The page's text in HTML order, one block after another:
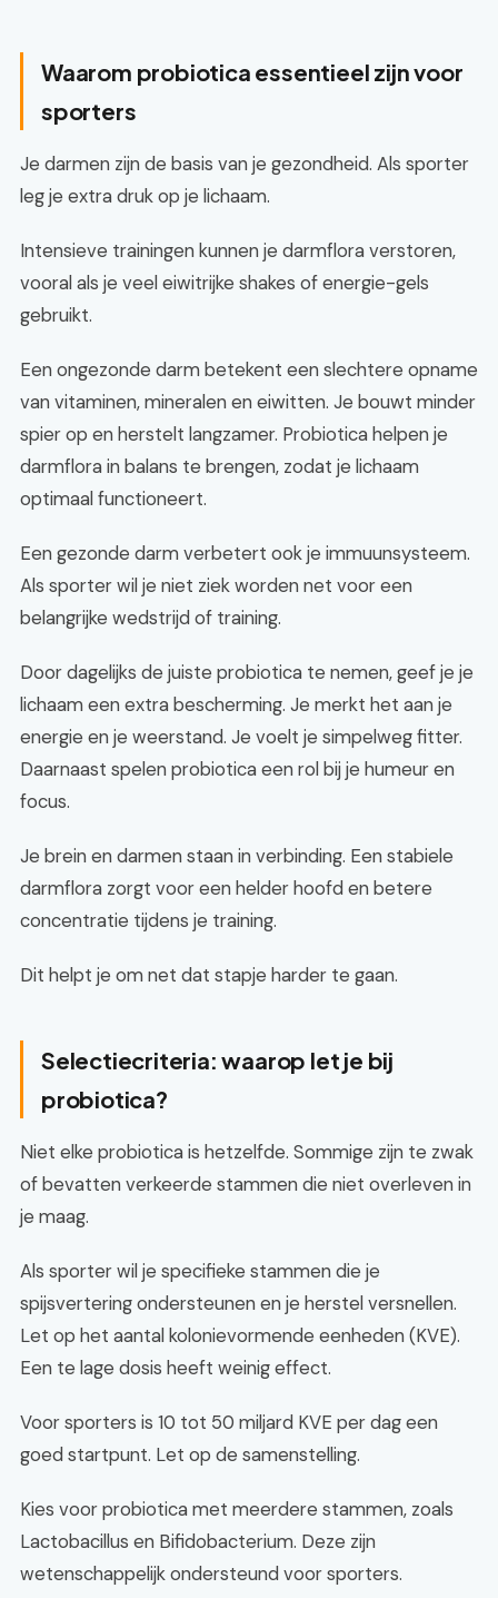
Waarom probiotica essentieel zijn voor
sporters
Je darmen zijn de basis van je gezondheid. Als sporter
leg je extra druk op je lichaam.
Intensieve trainingen kunnen je darmflora verstoren,
vooral als je veel eiwitrijke shakes of energie-gels
gebruikt.
Een ongezonde darm betekent een slechtere opname
van vitaminen, mineralen en eiwitten. Je bouwt minder
spier op en herstelt langzamer. Probiotica helpen je
darmflora in balans te brengen, zodat je lichaam
optimaal functioneert.
Een gezonde darm verbetert ook je immuunsysteem.
Als sporter wil je niet ziek worden net voor een
belangrijke wedstrijd of training.
Door dagelijks de juiste probiotica te nemen, geef je je
lichaam een extra bescherming. Je merkt het aan je
energie en je weerstand. Je voelt je simpelweg fitter.
Daarnaast spelen probiotica een rol bij je humeur en
focus.
Je brein en darmen staan in verbinding. Een stabiele
darmflora zorgt voor een helder hoofd en betere
concentratie tijdens je training.
Dit helpt je om net dat stapje harder te gaan.
Selectiecriteria: waarop let je bij
probiotica?
Niet elke probiotica is hetzelfde. Sommige zijn te zwak
of bevatten verkeerde stammen die niet overleven in
je maag.
Als sporter wil je specifieke stammen die je
spijsvertering ondersteunen en je herstel versnellen.
Let op het aantal kolonievormende eenheden (KVE).
Een te lage dosis heeft weinig effect.
Voor sporters is 10 tot 50 miljard KVE per dag een
goed startpunt. Let op de samenstelling.
Kies voor probiotica met meerdere stammen, zoals
Lactobacillus en Bifidobacterium. Deze zijn
wetenschappelijk ondersteund voor sporters.